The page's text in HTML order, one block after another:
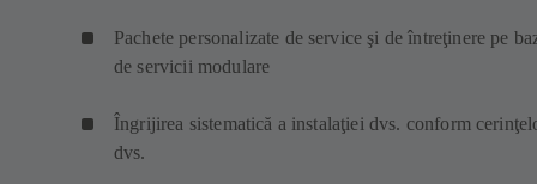
Pachete personalizate de service şi de întreţinere pe
de servicii modulare
Îngrijirea sistematică a instalaţiei dvs. conform
dvs.